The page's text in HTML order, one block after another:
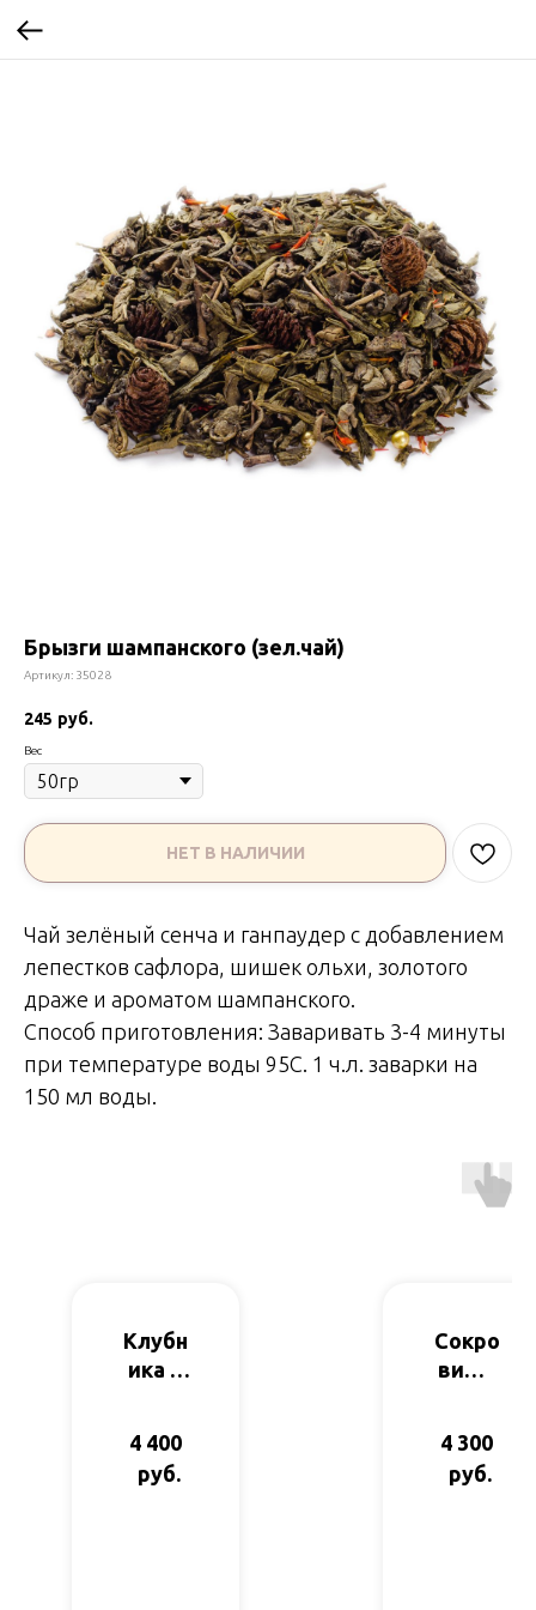
Брызги шампанского (зел.чай)
Артикул: 35028
245 руб.
Вес
НЕТ В НАЛИЧИИ
Чай зелёный сенча и ганпаудер с добавлением
лепестков сафлора, шишек ольхи, золотого
драже и ароматом шампанского.
Способ приготовления: Заваривать 3-4 минуты
при температуре воды 95С. 1 ч.л. заварки на
150 мл воды.
Клубн
ика в
(купа
ж)
4 400
руб.
Сокро
вища
ж)
4 300
руб.